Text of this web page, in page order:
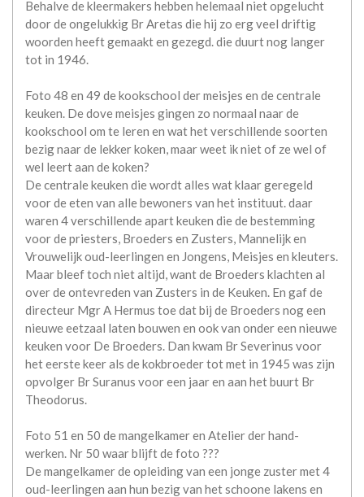
Behalve de kleermakers hebben helemaal niet opgelucht
door de ongelukkig Br Aretas die hij zo erg veel driftig
woorden heeft gemaakt en gezegd. die duurt nog langer
tot in 1946.
Foto 48 en 49 de kookschool der meisjes en de centrale
keuken. De dove meisjes gingen zo normaal naar de
kookschool om te leren en wat het verschillende soorten
bezig naar de lekker koken, maar weet ik niet of ze wel of
wel leert aan de koken?
De centrale keuken die wordt alles wat klaar geregeld
voor de eten van alle bewoners van het instituut. daar
waren 4 verschillende apart keuken die de bestemming
voor de priesters, Broeders en Zusters, Mannelijk en
Vrouwelijk oud-leerlingen en Jongens, Meisjes en kleuters.
Maar bleef toch niet altijd, want de Broeders klachten al
over de ontevreden van Zusters in de Keuken. En gaf de
directeur Mgr A Hermus toe dat bij de Broeders nog een
nieuwe eetzaal laten bouwen en ook van onder een nieuwe
keuken voor De Broeders. Dan kwam Br Severinus voor
het eerste keer als de kokbroeder tot met in 1945 was zijn
opvolger Br Suranus voor een jaar en aan het buurt Br
Theodorus.
Foto 51 en 50 de mangelkamer en Atelier der hand-
werken. Nr 50 waar blijft de foto ???
De mangelkamer de opleiding van een jonge zuster met 4
oud-leerlingen aan hun bezig van het schoone lakens en